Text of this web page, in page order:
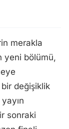
merakla
yeni bölümü,
bir değişiklik
sonraki